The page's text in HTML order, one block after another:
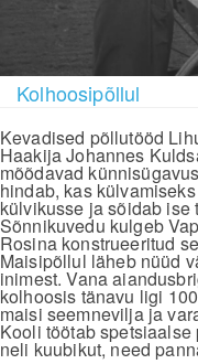
Kolhoosipõllul
Kevadised põllutööd
Haakija Johannes
mõõdavad
hindab, kas
külvikusse ja sõidab ise
Sõnnikuvedu kulgeb
Rosina konstrueeritud
Maisipõllul läheb nüüd
inimest. Vana
kolhoosis tänavu ligi
maisi seemnevilja ja
Kooli töötab
neli kuubikut, need